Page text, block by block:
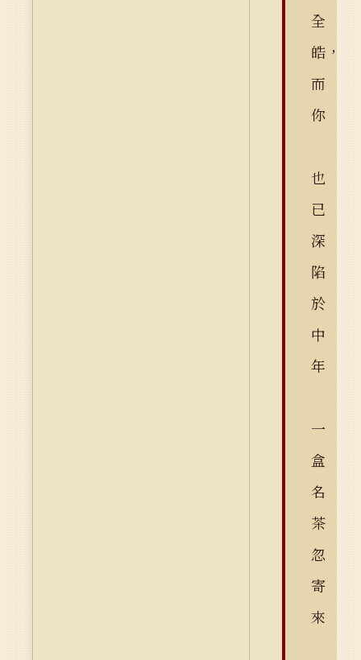
全
皓，
而
你
也
已
深
陷
於
中
年
一
盒
名
茶
忽
寄
來